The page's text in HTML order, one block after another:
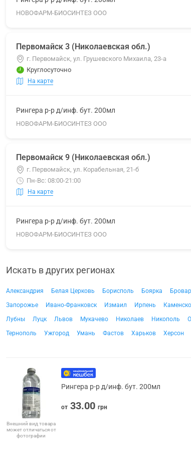
НОВОФАРМ-БИОСИНТЕЗ ООО
Первомайск 3 (Николаевская обл.)
г. Первомайск, ул. Грушевского Михаила, 23-а
Круглосуточно
На карте
Рингера р-р д/инф. бут. 200мл
НОВОФАРМ-БИОСИНТЕЗ ООО
Первомайск 9 (Николаевская обл.)
г. Первомайск, ул. Корабельная, 21-б
Пн-Вс: 08:00-21:00
На карте
Рингера р-р д/инф. бут. 200мл
НОВОФАРМ-БИОСИНТЕЗ ООО
Искать в других регионах
Александрия Белая Церковь Борисполь Боярка
Запорожье
Ивано-Франковск Измаил Ирпень
Лубны
Луцк Львов Мукачево Николаев Никополь
Тернополь
Ужгород Умань Фастов Харьков Херсон
Внешний вид товара
может отличаться от
фотографии
Рингера р-р д/инф. бут. 200мл
от 33.00 грн